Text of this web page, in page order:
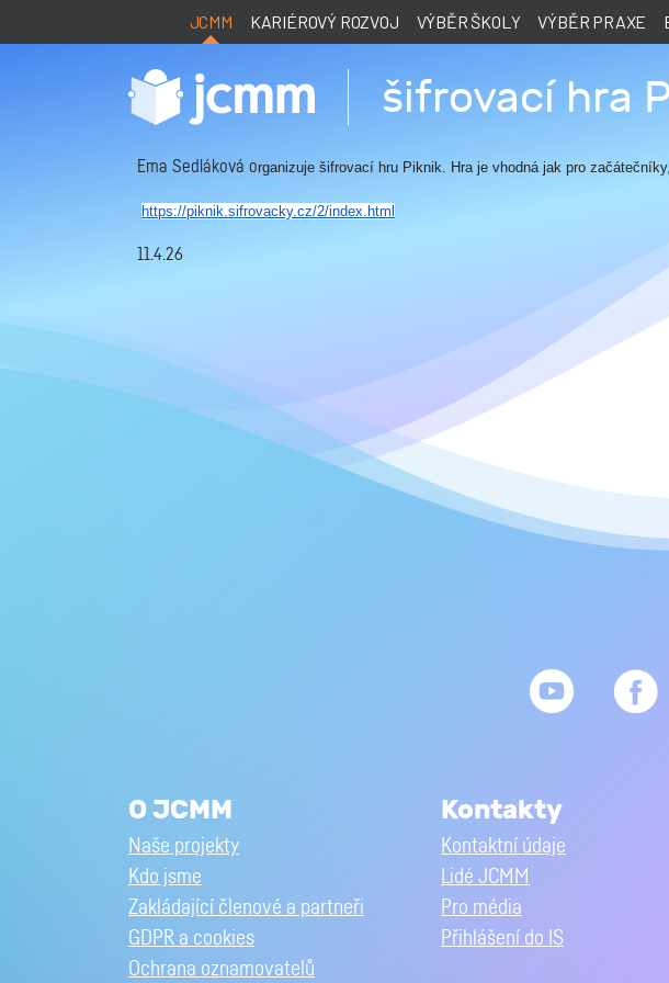
JCMM KARIÉROVÝ ROZVOJ VÝBĚR ŠKOLY VÝBĚR PRAXE
šifrovací hra
Ema Sedláková organizuje šifrovací hru Piknik. Hra je vhodná jak pro
https://piknik.sifrovacky.cz/2/index.html
11.4.26
O JCMM
Naše projekty
Kdo jsme
Zakládající členové a partneři
GDPR a cookies
Ochrana oznamovatelů
Kontakty
Kontaktní údaje
Lidé JCMM
Pro média
Přihlášení do IS